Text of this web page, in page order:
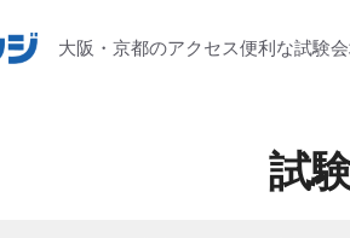
大阪・京都のアクセス便利な試験
試